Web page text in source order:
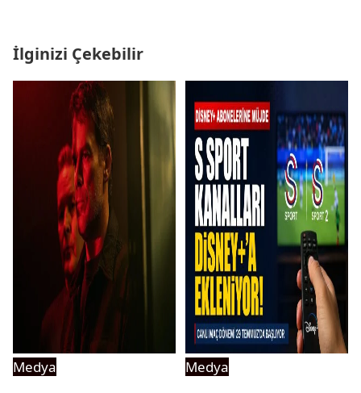
İlginizi Çekebilir
Medya Medya